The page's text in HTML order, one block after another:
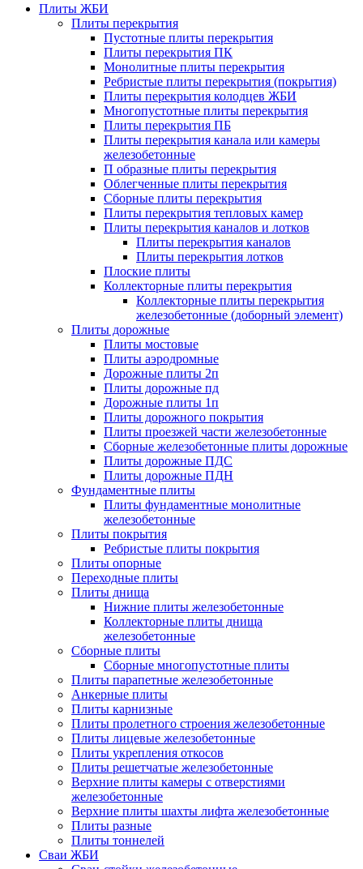
Плиты ЖБИ
Плиты перекрытия
Пустотные плиты перекрытия
Плиты перекрытия ПК
Монолитные плиты перекрытия
Ребристые плиты перекрытия (покрытия)
Плиты перекрытия колодцев ЖБИ
Многопустотные плиты перекрытия
Плиты перекрытия ПБ
Плиты перекрытия канала или камеры
железобетонные
П образные плиты перекрытия
Облегченные плиты перекрытия
Сборные плиты перекрытия
Плиты перекрытия тепловых камер
Плиты перекрытия каналов и лотков
Плиты перекрытия каналов
Плиты перекрытия лотков
Плоские плиты
Коллекторные плиты перекрытия
Коллекторные плиты перекрытия
железобетонные (доборный элемент)
Плиты дорожные
Плиты мостовые
Плиты аэродромные
Дорожные плиты 2п
Плиты дорожные пд
Дорожные плиты 1п
Плиты дорожного покрытия
Плиты проезжей части железобетонные
Сборные железобетонные плиты дорожные
Плиты дорожные ПДС
Плиты дорожные ПДН
Фундаментные плиты
Плиты фундаментные монолитные
железобетонные
Плиты покрытия
Ребристые плиты покрытия
Плиты опорные
Переходные плиты
Плиты днища
Нижние плиты железобетонные
Коллекторные плиты днища
железобетонные
Сборные плиты
Сборные многопустотные плиты
Плиты парапетные железобетонные
Анкерные плиты
Плиты карнизные
Плиты пролетного строения железобетонные
Плиты лицевые железобетонные
Плиты укрепления откосов
Плиты решетчатые железобетонные
Верхние плиты камеры с отверстиями
железобетонные
Верхние плиты шахты лифта железобетонные
Плиты разные
Плиты тоннелей
Сваи ЖБИ